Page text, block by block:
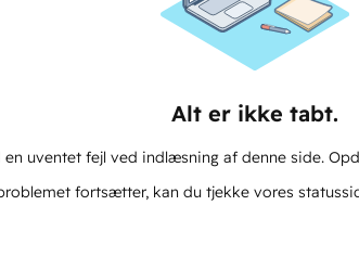
Alt er ikke tabt.
en uventet fejl ved indlæsning af denne side.
fortsætter, kan du tjekke vores